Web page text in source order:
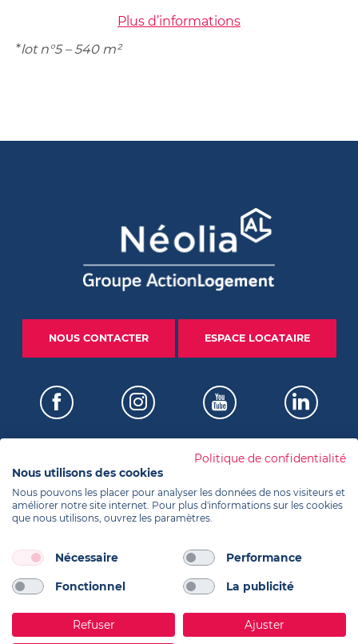
Plus d’informations
*lot n°5 – 540 m²
NOUS CONTACTER ESPACE LOCATAIRE
Certifications
Politique de confidentialité
Nous utilisons des cookies
Nous pouvons les placer pour analyser les données de nos visiteurs et
améliorer notre site internet. Pour plus d'informations sur les cookies
que nous utilisons, ouvrez les paramètres.
Nécessaire Performance
Fonctionnel La publicité
Refuser Ajuster